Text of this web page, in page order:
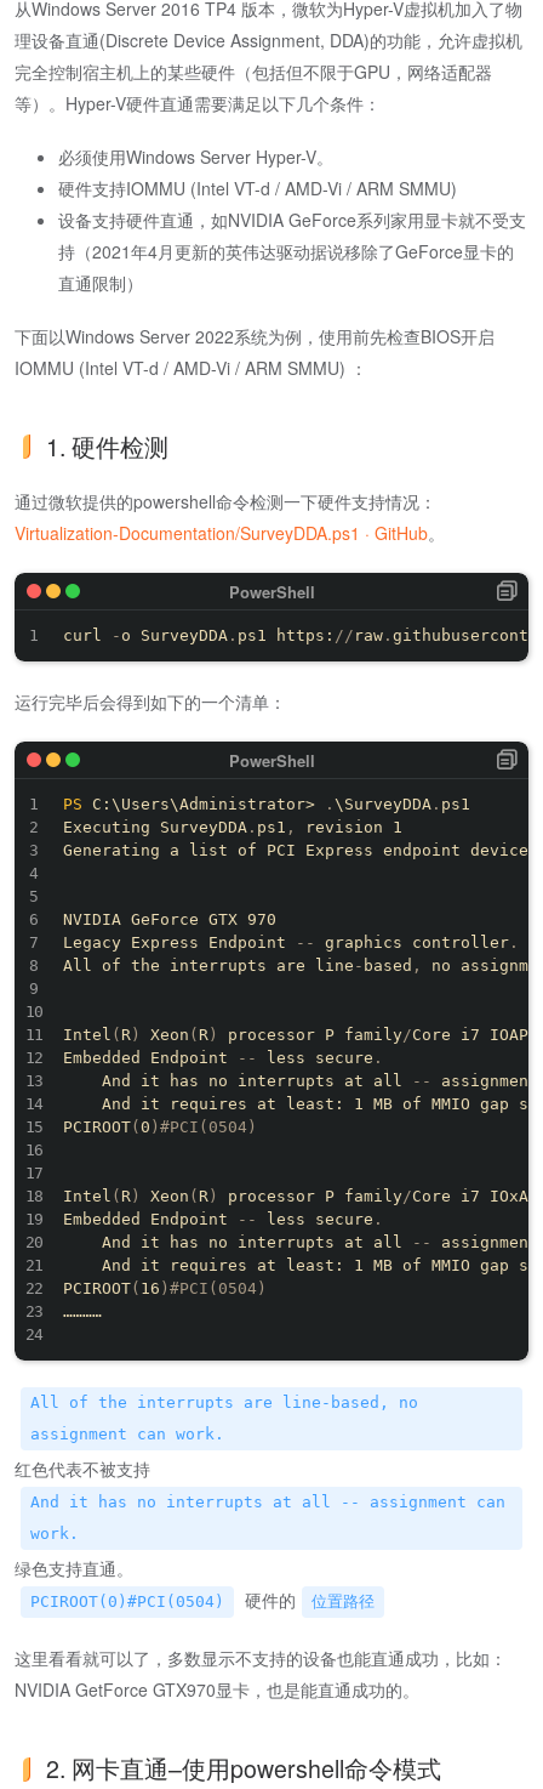
从Windows Server 2016 TP4 版本，微软为Hyper-V虚拟机加入了物
理设备直通(Discrete Device Assignment, DDA)的功能，允许虚拟机
完全控制宿主机上的某些硬件（包括但不限于GPU，网络适配器
等）。Hyper-V硬件直通需要满足以下几个条件：
必须使用Windows Server Hyper-V。
硬件支持IOMMU (Intel VT-d / AMD-Vi / ARM SMMU)
设备支持硬件直通，如NVIDIA GeForce系列家用显卡就不受支
持（2021年4月更新的英伟达驱动据说移除了GeForce显卡的
直通限制）
下面以Windows Server 2022系统为例，使用前先检查BIOS开启
IOMMU (Intel VT-d / AMD-Vi / ARM SMMU) ：
1. 硬件检测
通过微软提供的powershell命令检测一下硬件支持情况：
Virtualization-Documentation/SurveyDDA.ps1 · GitHub。
curl - o SurveyDDA . ps1 https: // raw .
运行完毕后会得到如下的一个清单：
PS C:\Users\Administrator> . \SurveyDDA . ps1
Executing SurveyDDA . ps1 ,
revision 1
Generating a list of PCI Express endpoint devices
NVIDIA GeForce GTX 970
Legacy Express Endpoint
-- graphics controller .
All of the interrupts are line - based , no
Intel ( R ) Xeon ( R ) processor P family/Core i7
Embedded Endpoint
-- less secure .
    And it has no interrupts at all
--
And it requires at least: 1 MB of MMIO gap
PCIROOT( 0 ) #PCI(0504)
Intel ( R ) Xeon ( R ) processor P family/Core i7
Embedded Endpoint
-- less secure .
    And it has no interrupts at all
--
And it requires at least: 1 MB of MMIO gap
PCIROOT( 16 ) #PCI(0504)
…………
All of the interrupts are line-based, no
assignment can work.
红色代表不被支持
And it has no interrupts at all -- assignment can
work.
绿色支持直通。
PCIROOT(0)#PCI(0504) 硬件的 位置路径
这里看看就可以了，多数显示不支持的设备也能直通成功，比如：
NVIDIA GetForce GTX970显卡，也是能直通成功的。
2. 网卡直通–使用powershell命令模式